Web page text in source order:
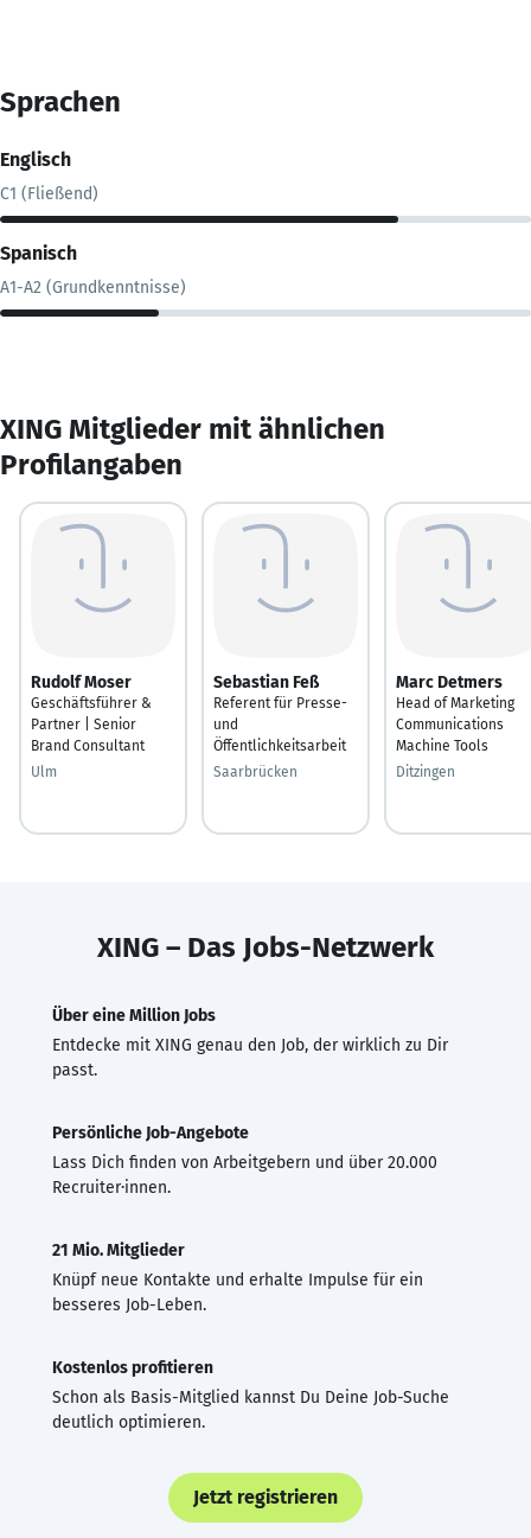
Sprachen
Englisch
C1 (Fließend)
Spanisch
A1-A2 (Grundkenntnisse)
XING Mitglieder mit ähnlichen
Profilangaben
Rudolf Moser
Geschäftsführer &
Partner | Senior
Brand Consultant
Ulm
Sebastian Feß
Referent für Presse-
und
Öffentlichkeitsarbeit
Saarbrücken
Marc Detmers
Head of Marketing
Communications
Machine Tools
Ditzingen
XING – Das Jobs-Netzwerk
Über eine Million Jobs
Entdecke mit XING genau den Job, der wirklich zu Dir
passt.
Persönliche Job-Angebote
Lass Dich finden von Arbeitgebern und über 20.000
Recruiter·innen.
21 Mio. Mitglieder
Knüpf neue Kontakte und erhalte Impulse für ein
besseres Job-Leben.
Kostenlos profitieren
Schon als Basis-Mitglied kannst Du Deine Job-Suche
deutlich optimieren.
Jetzt registrieren